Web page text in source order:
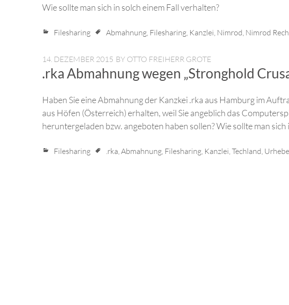
Wie sollte man sich in solch einem Fall verhalten?
Filesharing Abmahnung Filesharing Kanzlei Nimrod Nimrod
14. DEZEMBER 2015 BY OTTO FREIHERR GROTE
.rka Abmahnung wegen „Stronghold
Haben Sie eine Abmahnung der Kanzkei .rka aus Hamburg im
aus Höfen (Österreich) erhalten, weil Sie angeblich das
heruntergeladen bzw. angeboten haben sollen? Wie sollte man
Filesharing .rka Abmahnung Filesharing Kanzlei Techland